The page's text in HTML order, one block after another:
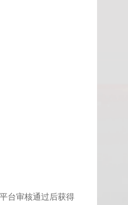
台审核通过后获得